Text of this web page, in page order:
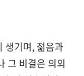
생기며, 젊음과
그 비결은 의외